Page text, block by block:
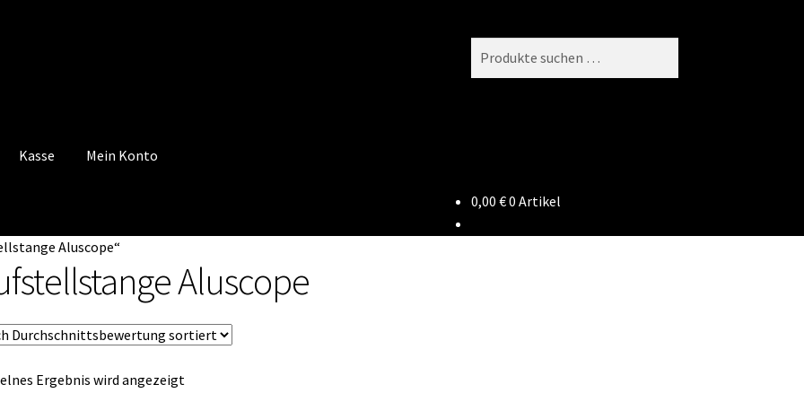
Kasse Mein Konto
0,00 €0 Artikel
Aluscope“
Aluscope
Ergebnis wird angezeigt